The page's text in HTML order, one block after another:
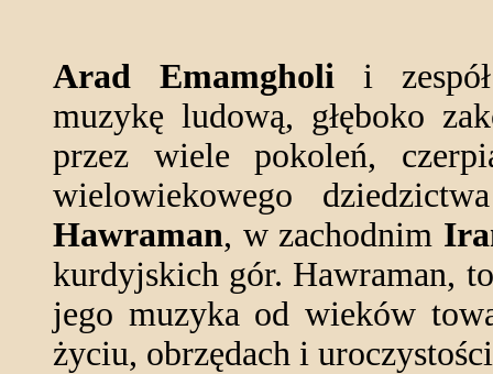
Arad Emamgholii
muzykę ludową, głęboko
przez wiele pokoleń,
wielowiekowego
Hawraman, w zachodnim
kurdyjskich gór. Hawraman,
jego muzyka od wieków
życiu, obrzędach i